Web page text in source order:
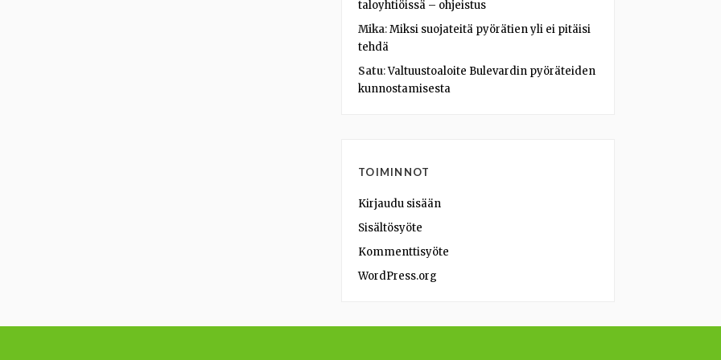
taloyhtiöissä – ohjeistus
Mika:Miksi suojateitä pyörätien yli ei pitäisi
tehdä
Satu:Valtuustoaloite Bulevardin pyöräteiden
kunnostamisesta
TOIMINNOT
Kirjaudu sisään
Sisältösyöte
Kommenttisyöte
WordPress.org